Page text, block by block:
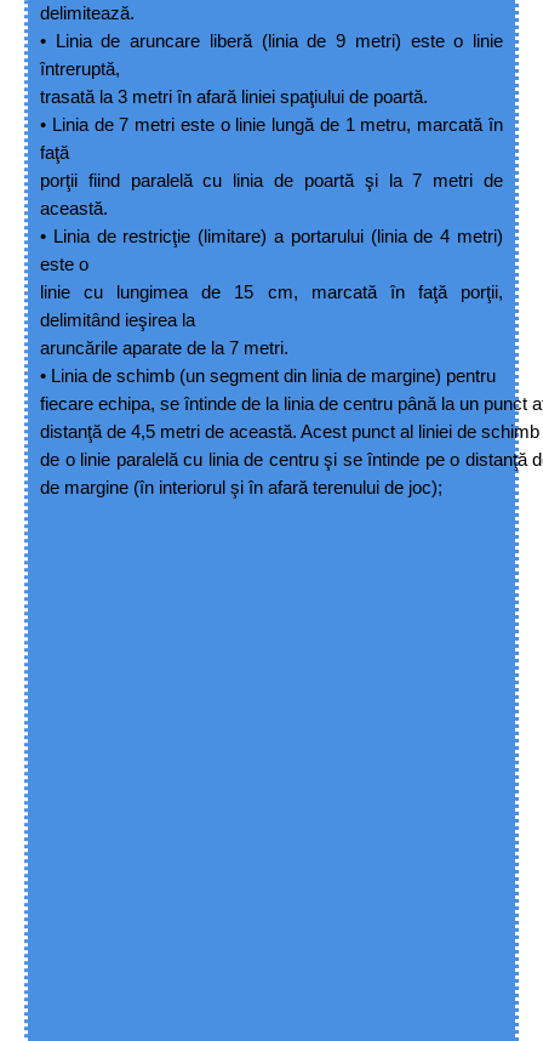
delimitează.
• Linia de aruncare liberă (linia de 9 metri) este o linie
întreruptă,
trasată la 3 metri în afară liniei spaţiului de poartă.
• Linia de 7 metri este o linie lungă de 1 metru, marcată în
faţă
porţii fiind paralelă cu linia de poartă şi la 7 metri de
această.
• Linia de restricţie (limitare) a portarului (linia de 4 metri)
este o
linie cu lungimea de 15 cm, marcată în faţă porţii,
delimitând ieşirea la
aruncările aparate de la 7 metri.
• Linia de schimb (un segment din linia de margine) pentru
fiecare echipa, se întinde de la linia de centru până la un punct
distanţă de 4,5 metri de această. Acest punct al liniei de
de o linie paralelă cu linia de centru şi se întinde pe o distanţă
de margine (în interiorul şi în afară terenului de joc);